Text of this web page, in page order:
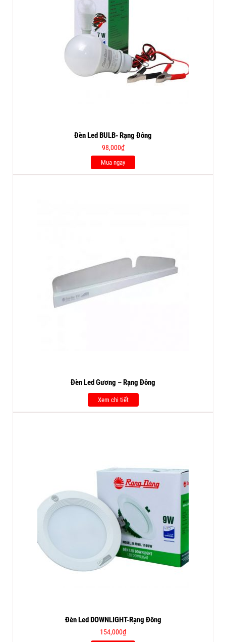
Đèn Led BULB- Rạng Đông
98,000₫
Mua ngay
Đèn Led Gương – Rạng Đông
Xem chi tiết
Đèn Led DOWNLIGHT-Rạng Đông
154,000₫